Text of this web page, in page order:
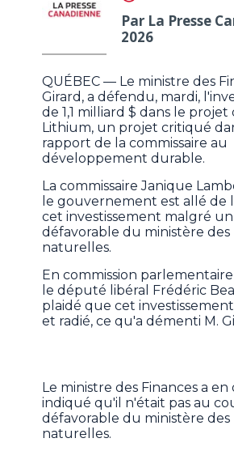
Par La Presse
2026
QUÉBEC — Le ministre des
Girard, a défendu, mardi,
de 1,1 milliard $ dans le projet
Lithium, un projet critiqué
rapport de la commissaire au
développement durable.
La commissaire Janique
le gouvernement est allé de
cet investissement malgré un
défavorable du ministère des
naturelles.
En commission
le député libéral Frédéric
plaidé que cet
et radié, ce qu'a démenti M.
Le ministre des Finances a
indiqué qu'il n'était pas au
défavorable du ministère des
naturelles.